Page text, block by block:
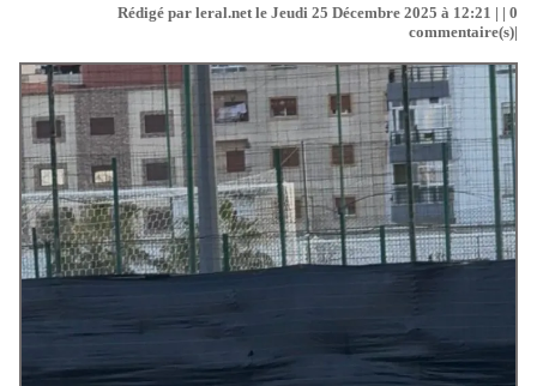
Rédigé par leral.net le Jeudi 25 Décembre 2025 à 12:21 | | 0
commentaire(s)|